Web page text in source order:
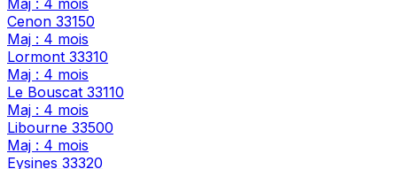
Cenon 33150
Maj : 4 mois
Lormont 33310
Maj : 4 mois
Le Bouscat 33110
Maj : 4 mois
Libourne 33500
Maj : 4 mois
Eysines 33320